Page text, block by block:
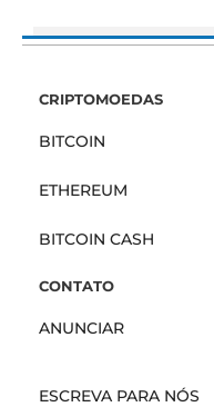
CRIPTOMOEDAS
BITCOIN
ETHEREUM
BITCOIN CASH
CONTATO
ANUNCIAR
ESCREVA PARA NÓS